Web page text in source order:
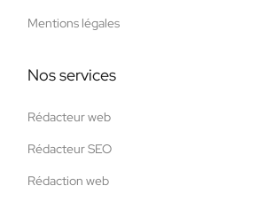
Mentions légales
Nos services
Rédacteur web
Rédacteur SEO
Rédaction web